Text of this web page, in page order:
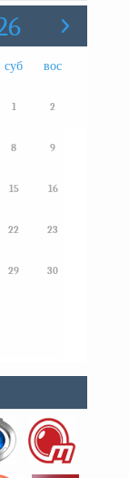
суб вос
1 2
8 9
15 16
22 23
29 30